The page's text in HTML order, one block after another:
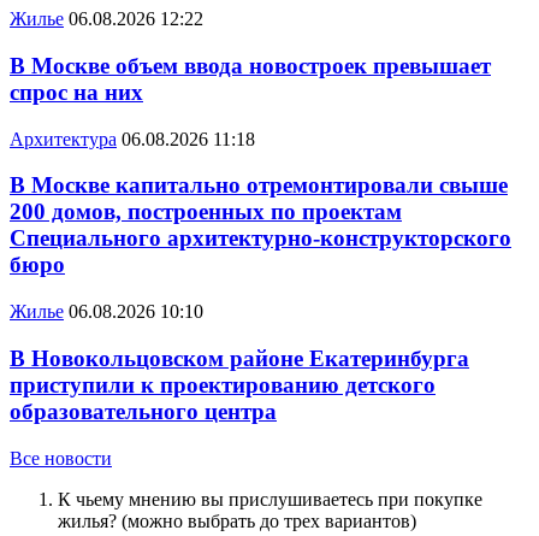
Жилье 06.08.2026 12:22
В Москве объем ввода новостроек превышает
спрос на них
Архитектура 06.08.2026 11:18
В Москве капитально отремонтировали свыше
200 домов, построенных по проектам
Специального архитектурно-конструкторского
бюро
Жилье 06.08.2026 10:10
В Новокольцовском районе Екатеринбурга
приступили к проектированию детского
образовательного центра
Все новости
К чьему мнению вы прислушиваетесь при покупке
жилья? (можно выбрать до трех вариантов)